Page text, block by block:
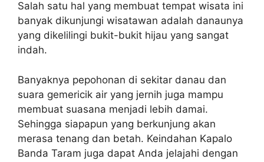
Salah satu hal yang membuat tempat wisata ini
banyak dikunjungi wisatawan adalah danaunya
yang dikelilingi bukit-bukit hijau yang sangat
indah.
Banyaknya pepohonan di sekitar danau dan
suara gemericik air yang jernih juga mampu
membuat suasana menjadi lebih damai.
Sehingga siapapun yang berkunjung akan
merasa tenang dan betah. Keindahan Kapalo
Banda Taram juga dapat Anda jelajahi dengan